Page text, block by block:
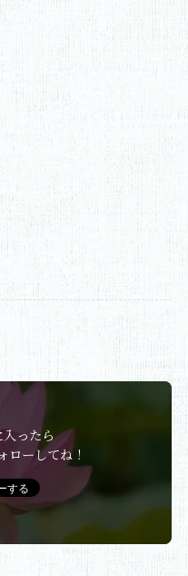
入ったら
ーしてね！